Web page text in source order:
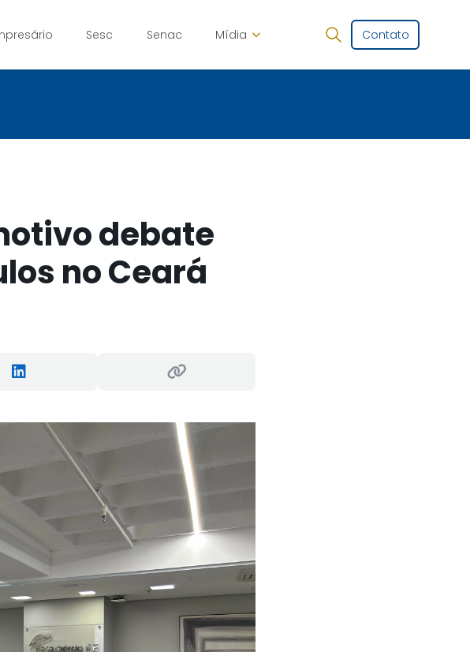
Sesc Senac Mídia Contato
debate
no Ceará